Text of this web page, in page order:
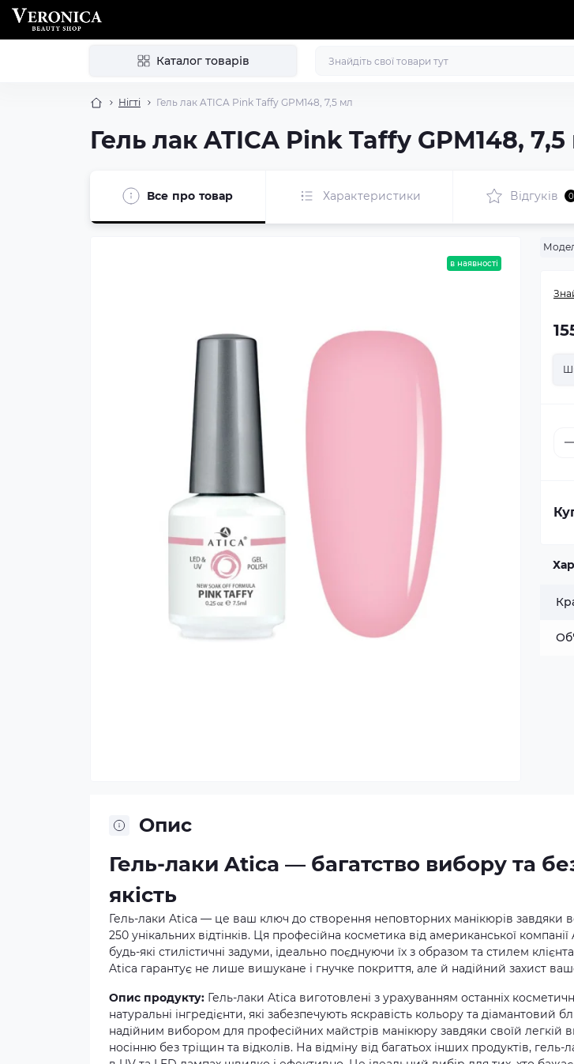
Каталог товарів
Нігті Гель лак ATICA Pink Taffy GPM148, 7,5 мл
Гель лак ATICA Pink Taffy GPM148,
Все про товар Характеристики Відгуків 0
в наявності
Опис
Гель-лаки Atica — багатство вибору та
якість
Гель-лаки Atica — це ваш ключ до створення неповторних манікюрів завдяки
250 унікальних відтінків. Ця професійна косметика від американської
будь-які стилістичні задуми, ідеально поєднуючи їх з образом та стилем
Atica гарантує не лише вишукане і гнучке покриття, але й надійний захист
Опис продукту: Гель-лаки Atica виготовлені з урахуванням останніх
натуральні інгредієнти, які забезпечують яскравість кольору та діамантовий
надійним вибором для професійних майстрів манікюру завдяки своїй легкій
носінню без тріщин та відколів. На відміну від багатьох інших продуктів,